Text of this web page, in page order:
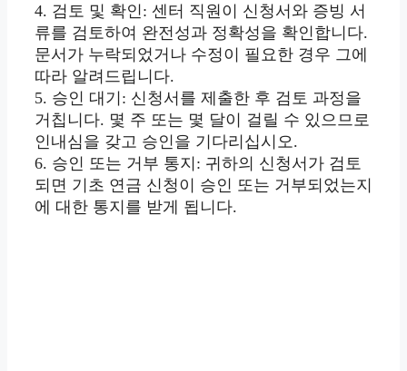
4. 검토 및 확인: 센터 직원이 신청서와 증빙 서
류를 검토하여 완전성과 정확성을 확인합니다.
문서가 누락되었거나 수정이 필요한 경우 그에
따라 알려드립니다.
5. 승인 대기: 신청서를 제출한 후 검토 과정을
거칩니다. 몇 주 또는 몇 달이 걸릴 수 있으므로
인내심을 갖고 승인을 기다리십시오.
6. 승인 또는 거부 통지: 귀하의 신청서가 검토
되면 기초 연금 신청이 승인 또는 거부되었는지
에 대한 통지를 받게 됩니다.